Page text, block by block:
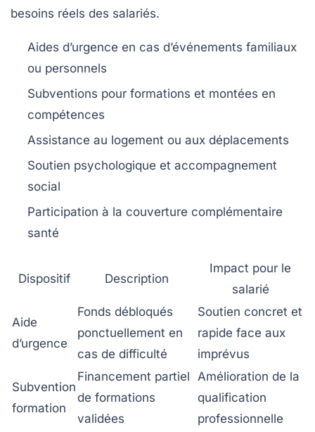
besoins réels des salariés.
Aides d’urgence en cas d’événements familiaux
ou personnels
Subventions pour formations et montées en
compétences
Assistance au logement ou aux déplacements
Soutien psychologique et accompagnement
social
Participation à la couverture complémentaire
santé
Dispositif Description
Impact pour le
salarié
Aide
d’urgence
Fonds débloqués
ponctuellement en
cas de difficulté
Soutien concret et
rapide face aux
imprévus
Subvention
formation
Financement partiel
de formations
validées
Amélioration de la
qualification
professionnelle